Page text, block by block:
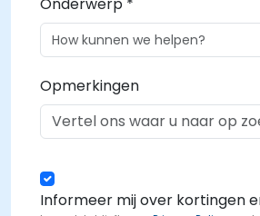
Opmerkingen
Informeer mij over kortingen